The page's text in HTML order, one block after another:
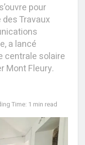
pour
Travaux
a lancé
centrale solaire
Mont Fleury.
Time: 1 min read